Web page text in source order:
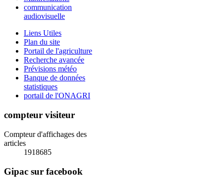
communication
audiovisuelle
Liens Utiles
Plan du site
Portail de l'agriculture
Recherche avancée
Prévisions météo
Banque de données
statistiques
portail de l'ONAGRI
compteur visiteur
Compteur d'affichages des
articles
1918685
Gipac sur facebook